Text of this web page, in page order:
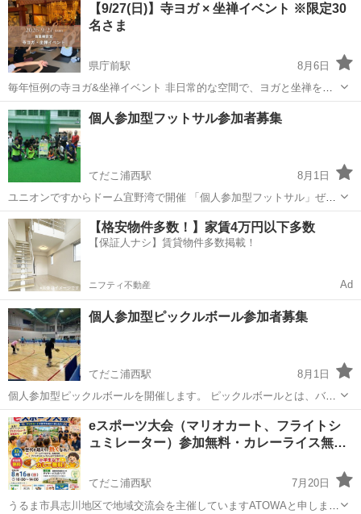
【9/27(日)】寺ヨガ × 坐禅イベント ※限定30
名さま
県庁前駅
8月6日
毎年恒例の寺ヨガ&坐禅イベント 非日常的な空間で、ヨガと坐禅を通
して自分を大切にする時間を過ごしください。 那覇市内にある広々と
したお寺なので、ぜひお寺の雰囲気や景色もお楽しみください。 【受
付】17:40〜 【...
沖縄 那覇市 県庁前駅 スポーツ 坐禅
個人参加型フットサル参加者募集
てだこ浦西駅
8月1日
ユニオンですからドーム宜野湾で開催 「個人参加型フットサル」ぜ
ひ、お気軽にご参加ください。 令和8年4月7日～毎週火曜日 19：30～
21：30 土足厳禁のため、屋内シューズを持参ください。 定 員...
沖縄 宜野湾市 てだこ浦西駅 スポーツ 会場
【格安物件多数！】家賃4万円以下多数
【保証人ナシ】賃貸物件多数掲載！
ニフティ不動産 Ad
個人参加型ピックルボール参加者募集
てだこ浦西駅
8月1日
個人参加型ピックルボールを開催します。 ピックルボールとは、バド
ミントンコートと同じ広さの コート内で、パドルというラケットでプ
ラスティック製の 穴あきボールを打ち合うスポーツです。 初心者の方
でもご参加いただけます...
沖縄 宜野湾市 てだこ浦西駅 スポーツ
eスポーツ大会（マリオカート、フライトシ
ュミレーター）参加無料・カレーライス無…
てだこ浦西駅
7月20日
うるま市具志川地区で地域交流会を主催していますATOWAと申しま